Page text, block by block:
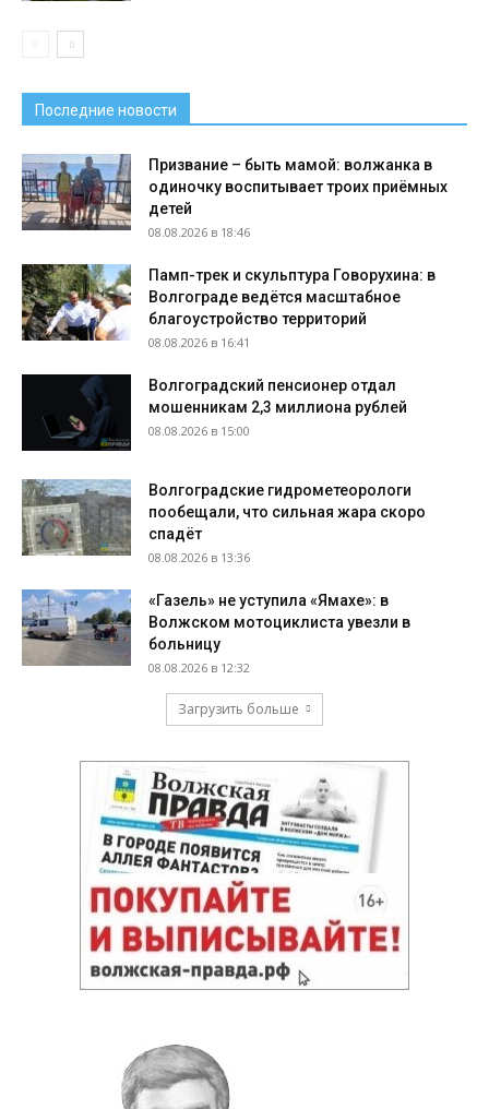
Последние новости
Призвание – быть мамой: волжанка в
одиночку воспитывает троих приёмных
детей
08.08.2026 в 18:46
Памп-трек и скульптура Говорухина: в
Волгограде ведётся масштабное
благоустройство территорий
08.08.2026 в 16:41
Волгоградский пенсионер отдал
мошенникам 2,3 миллиона рублей
08.08.2026 в 15:00
Волгоградские гидрометеорологи
пообещали, что сильная жара скоро
спадёт
08.08.2026 в 13:36
«Газель» не уступила «Ямахе»: в
Волжском мотоциклиста увезли в
больницу
08.08.2026 в 12:32
Загрузить больше